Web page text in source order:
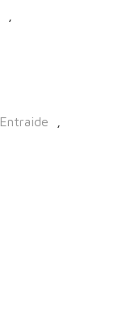
Entraide